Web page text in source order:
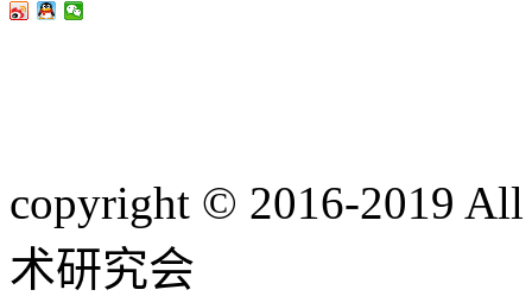
copyright © 2016-2019
术研究会